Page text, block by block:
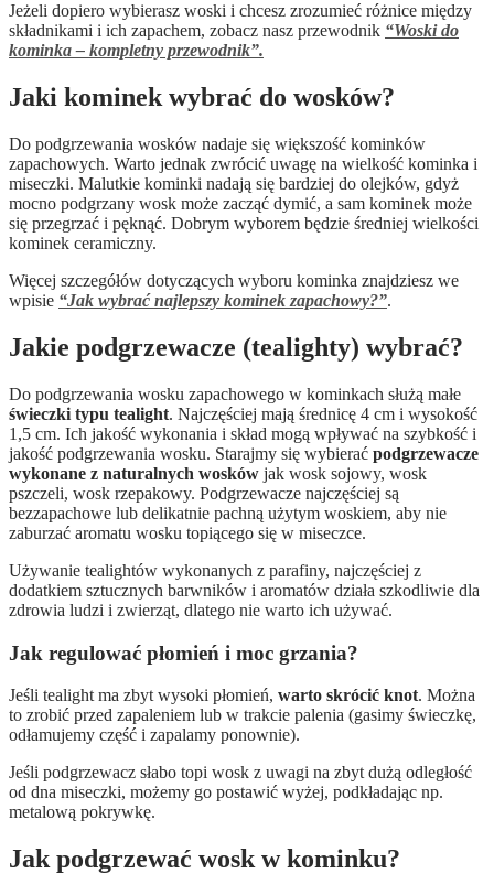
Jeżeli dopiero wybierasz woski i chcesz zrozumieć różnice między
składnikami i ich zapachem, zobacz nasz przewodnik “Woski do
kominka – kompletny przewodnik”.
Jaki kominek wybrać do wosków?
Do podgrzewania wosków nadaje się większość kominków
zapachowych. Warto jednak zwrócić uwagę na wielkość kominka i
miseczki. Malutkie kominki nadają się bardziej do olejków, gdyż
mocno podgrzany wosk może zacząć dymić, a sam kominek może
się przegrzać i pęknąć. Dobrym wyborem będzie średniej wielkości
kominek ceramiczny.
Więcej szczegółów dotyczących wyboru kominka znajdziesz we
wpisie “Jak wybrać najlepszy kominek zapachowy?”.
Jakie podgrzewacze (tealighty) wybrać?
Do podgrzewania wosku zapachowego w kominkach służą małe
świeczki typu tealight. Najczęściej mają średnicę 4 cm i wysokość
1,5 cm. Ich jakość wykonania i skład mogą wpływać na szybkość i
jakość podgrzewania wosku. Starajmy się wybierać podgrzewacze
wykonane z naturalnych wosków jak wosk sojowy, wosk
pszczeli, wosk rzepakowy. Podgrzewacze najczęściej są
bezzapachowe lub delikatnie pachną użytym woskiem, aby nie
zaburzać aromatu wosku topiącego się w miseczce.
Używanie tealightów wykonanych z parafiny, najczęściej z
dodatkiem sztucznych barwników i aromatów działa szkodliwie dla
zdrowia ludzi i zwierząt, dlatego nie warto ich używać.
Jak regulować płomień i moc grzania?
Jeśli tealight ma zbyt wysoki płomień, warto skrócić knot. Można
to zrobić przed zapaleniem lub w trakcie palenia (gasimy świeczkę,
odłamujemy część i zapalamy ponownie).
Jeśli podgrzewacz słabo topi wosk z uwagi na zbyt dużą odległość
od dna miseczki, możemy go postawić wyżej, podkładając np.
metalową pokrywkę.
Jak podgrzewać wosk w kominku?